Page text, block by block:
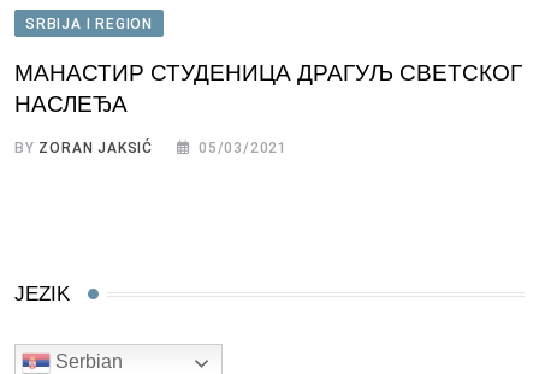
SRBIJA I REGION
МАНАСТИР СТУДЕНИЦА ДРАГУЉ СВЕТСКОГ
НАСЛЕЂА
BY ZORAN JAKSIĆ 05/03/2021
JEZIK
Serbian